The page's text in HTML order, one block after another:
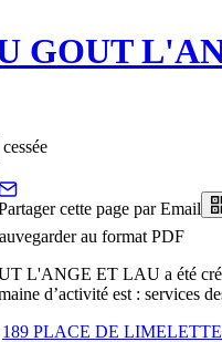
GOUT
cessée
cette page par Email
au format PDF
L'ANGE ET LAU a été
d’activité est : services
189 PLACE DE